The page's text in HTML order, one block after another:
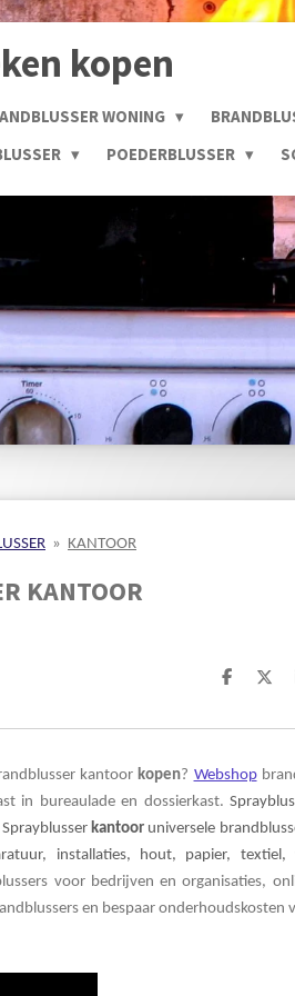
kopen
WONING
POEDERBLUSSER
» KANTOOR
KANTOOR
D
e
D
l
kantoorkopen? Webshop
in bureaulade en dossierkast.
kantooruniversele
installaties, hout, papier, textiel,
voor bedrijven en organisaties,
en bespaar onderhoudskosten